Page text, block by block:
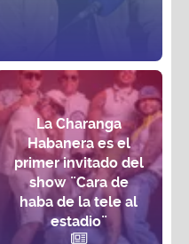
La Charanga
Habanera es el
primer invitado del
show ¨Cara de
haba de la tele al
estadio¨